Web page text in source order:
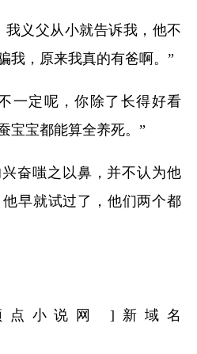
我义父从小就告诉我，他不
我，原来我真的有爸啊。”
一定呢，你除了长得好看
宝宝都能算全养死。”
奋嗤之以鼻，并不认为他
早就试过了，他们两个都
点小说网 ]新域名